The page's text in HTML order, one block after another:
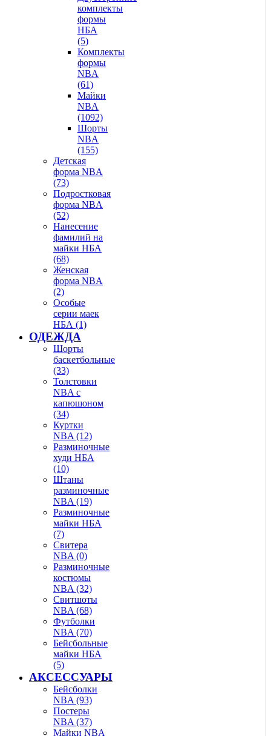
комплекты
формы
НБА
(5)
Комплекты
формы
NBA
(61)
Майки
NBA
(1092)
Шорты
NBA
(155)
Детская
форма NBA
(73)
Подростковая
форма NBA
(52)
Нанесение
фамилий на
майки НБА
(68)
Женская
форма NBA
(2)
Особые
серии маек
НБА (1)
ОДЕЖДА
Шорты
баскетбольные
(33)
Толстовки
NBA с
капюшоном
(34)
Куртки
NBA (12)
Разминочные
худи НБА
(10)
Штаны
разминочные
NBA (19)
Разминочные
майки НБА
(7)
Свитера
NBA (0)
Разминочные
костюмы
NBA (32)
Свитшоты
NBA (68)
Футболки
NBA (70)
Бейсбольные
майки НБА
(5)
АКСЕССУАРЫ
Бейсболки
NBA (93)
Постеры
NBA (37)
Майки NBA